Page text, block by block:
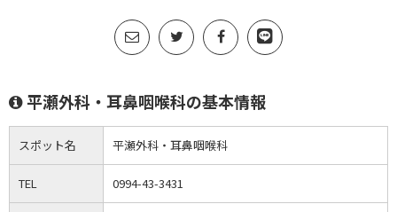
平瀬外科・耳鼻咽喉科の基本情報
スポット名 平瀬外科・耳鼻咽喉科
TEL 0994-43-3431